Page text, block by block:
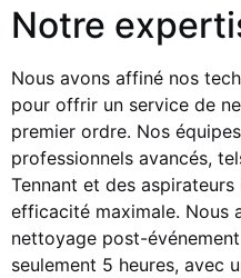
Notre
Nous avons affiné nos
pour offrir un service de
premier ordre. Nos
professionnels avancés,
Tennant et des
efficacité maximale. Nous
nettoyage post-
seulement 5 heures, avec